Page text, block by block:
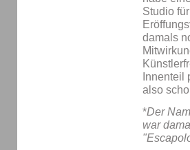
Studio
damals
Innenteil
also
*Der
war